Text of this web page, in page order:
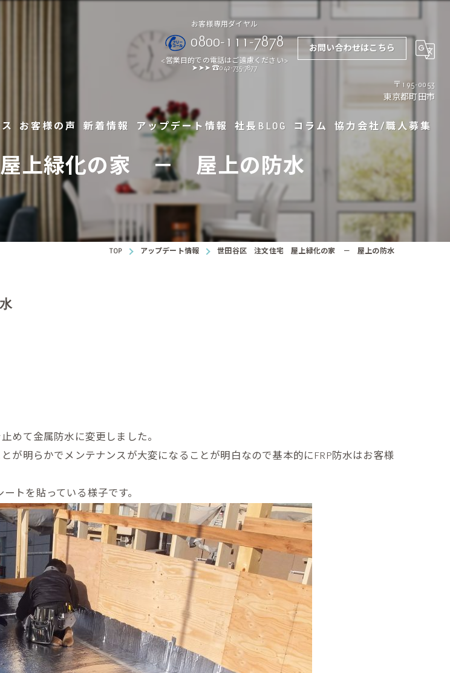
0800-111-7878
<営業目的での電話はご遠慮ください>
➤➤➤ ☎042-735-7877
お問い合わせはこちら
〒195-0053
東京都町田市
文住宅を建てようとしているあなたへ
とは
ーン
お客様の声 新着情報 アップデート情報 社長BLOG コラム
住宅デザインと暮らしの質
注文住宅の間取り決め方｜理想の住まいを実現するステップガイド
注文住宅と建売住宅の違いとは？選び方のポイントを解説
リフォームで間取り変更する際のポイントと注意点
協力会社/職人募集
上緑化の家 － 屋上の防水
TOP アップデート情報 世田谷区 注文住宅 屋上緑化の家 － 屋上の防水
めて金属防水に変更しました。
が明らかでメンテナンスが大変になることが明白なので基本的にFRP防水はお客様
トを貼っている様子です。